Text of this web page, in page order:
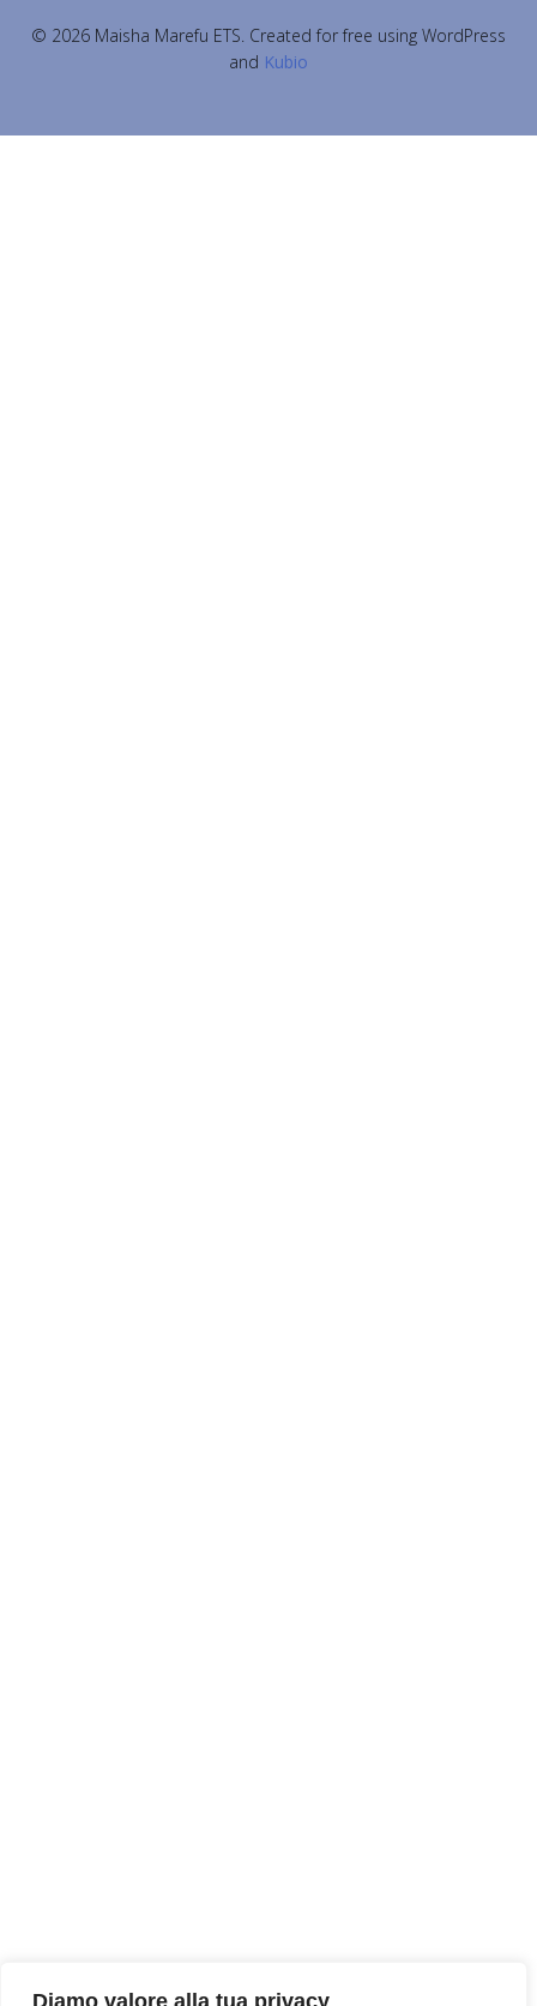
Diamo valore alla tua privacy
© 2026 Maisha Marefu ETS. Created for free using WordPress
and Kubio